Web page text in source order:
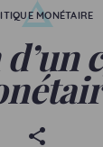
MONÉTAIRE